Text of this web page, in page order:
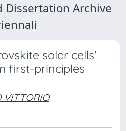
Dissertation Archive
solar cells'
first-principles
VITTORIO